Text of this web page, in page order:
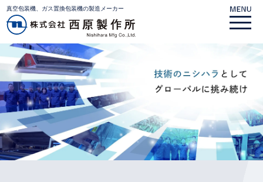
真空包装機、ガス置換包装機の製造メーカー